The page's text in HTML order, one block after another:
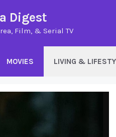
Digest
Film, & Serial TV
MOVIES LIVING &